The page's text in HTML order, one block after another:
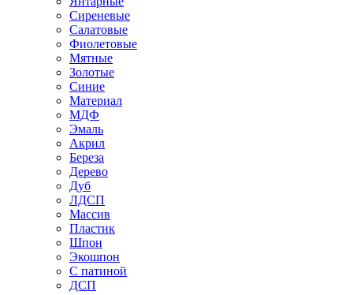
Сиреневые
Салатовые
Фиолетовые
Мятные
Золотые
Синие
Материал
МДФ
Эмаль
Акрил
Береза
Дерево
Дуб
ЛДСП
Массив
Пластик
Шпон
Экошпон
С патиной
ДСП